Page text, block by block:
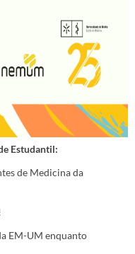
Estudantil:
de Medicina da
EM-UM enquanto